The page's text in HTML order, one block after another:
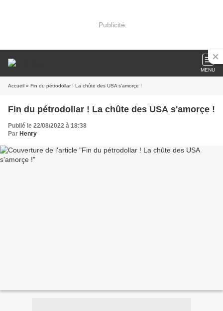
Publicité
MENU
Accueil » Fin du pétrodollar ! La chûte des USA s'amorçe !
Fin du pétrodollar ! La chûte des USA s'amorçe !
Publié le 22/08/2022 à 18:38
Par Henry